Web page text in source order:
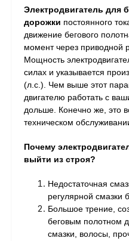
Электродвигатель для
дорожки постоянного
движение бегового
момент через приводной
Мощность
силах и указывается
(л.с.). Чем выше этот
двигателю работать с
дольше. Конечно же, это
техническом
Почему
выйти из строя?
Недостаточная
регулярной смазки
Большое трение,
беговым полотном
смазки, волосы,